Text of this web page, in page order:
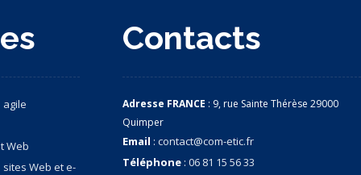
agile
Web
Web et e-
Contacts
Adresse FRANCE : 9, rue Sainte Thérèse 29000
Quimper
Email :contact@com-etic.fr
Téléphone :06 81 15 56 33